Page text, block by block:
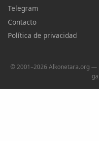
Telegram
Contacto
Política de privacidad
© 2001–2026 Alkonetara.org —